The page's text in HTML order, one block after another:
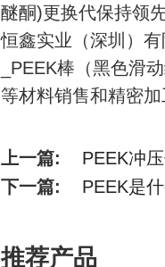
醚酮)更换代保持领
恒鑫实业（深圳）
_PEEK棒（黑色滑
等材料销售和精密
上一篇: PEEK冲
下一篇: PEEK是
推荐产品